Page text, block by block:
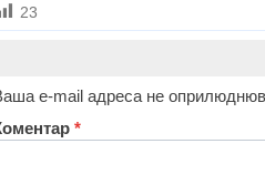
23
e-mail адреса не
*